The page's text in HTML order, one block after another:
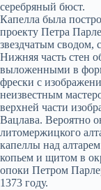
серебряный бюст.
Капелла была
проекту Петра
звездчатым сводом,
Нижняя часть стен
выложенными в
фрески с
неизвестным
верхней части
Вацлава. Вероятно
литомержицкого
капеллы над
копьем и щитом в
опоки Петром
1373 году.